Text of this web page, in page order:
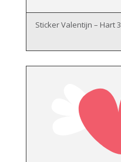
Sticker Valentijn – Hart 3